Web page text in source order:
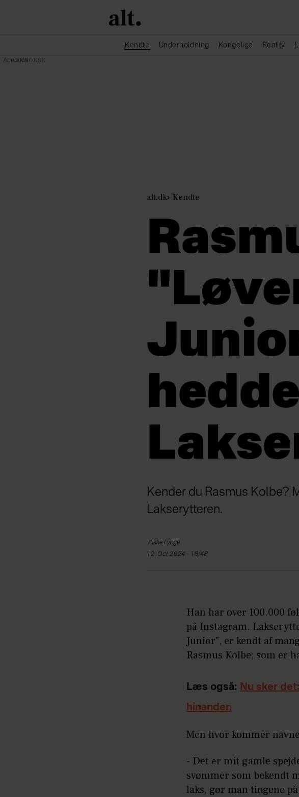
Kendte Underholdning Kongelige Reality
alt.dk Kendte
Kender du Rasmus Kolbe?
Lakserytteren.
Rikke Lynge
12. Oct 2024 - 18:48
Han har over 100.000
på Instagram.
Junior", er kendt af
Rasmus Kolbe, som er
Læs også: Nu sker
hinanden
Men hvor kommer
- Det er mit gamle
svømmer som bekendt
laks, gør man tingene
Annonce